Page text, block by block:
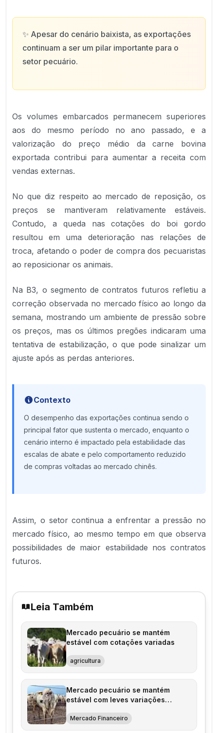
✨ Apesar do cenário baixista, as exportações
continuam a ser um pilar importante para o
setor pecuário.
Os volumes embarcados permanecem superiores
aos do mesmo período no ano passado, e a
valorização do preço médio da carne bovina
exportada contribui para aumentar a receita com
vendas externas.
No que diz respeito ao mercado de reposição, os
preços se mantiveram relativamente estáveis.
Contudo, a queda nas cotações do boi gordo
resultou em uma deterioração nas relações de
troca, afetando o poder de compra dos pecuaristas
ao reposicionar os animais.
Na B3, o segmento de contratos futuros refletiu a
correção observada no mercado físico ao longo da
semana, mostrando um ambiente de pressão sobre
os preços, mas os últimos pregões indicaram uma
tentativa de estabilização, o que pode sinalizar um
ajuste após as perdas anteriores.
Contexto
O desempenho das exportações continua sendo o
principal fator que sustenta o mercado, enquanto o
cenário interno é impactado pela estabilidade das
escalas de abate e pelo comportamento reduzido
de compras voltadas ao mercado chinês.
Assim, o setor continua a enfrentar a pressão no
mercado físico, ao mesmo tempo em que observa
possibilidades de maior estabilidade nos contratos
futuros.
Leia Também
Mercado pecuário se mantém
estável com cotações variadas
agricultura
Mercado pecuário se mantém
estável com leves variações
Mercado Financeiro